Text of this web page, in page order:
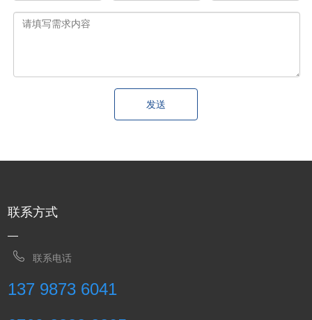
发送
联系方式
联系电话
137 9873 6041